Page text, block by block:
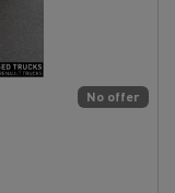
No offer